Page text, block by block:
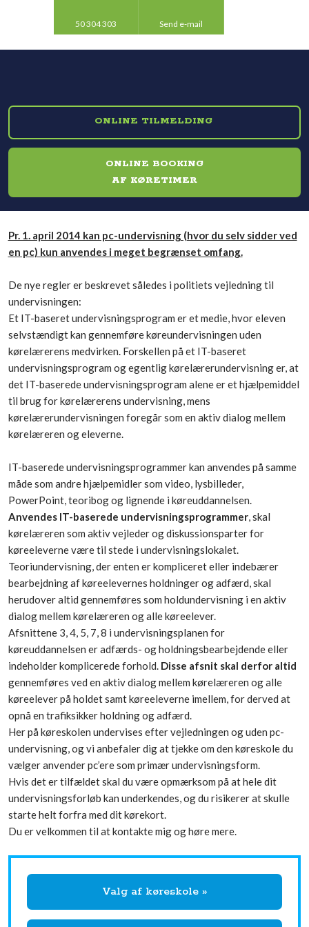
ONLINE TILMELDING​
ONLINE BOOKING
​AF KØRETIMER
50 304 303​ Send e-mail​
Pr. 1. april 2014 kan pc-undervisning (hvor du selv sidder ved
en pc) kun anvendes i meget begrænset omfang.
De nye regler er beskrevet således i politiets vejledning til
undervisningen:
Et IT-baseret undervisningsprogram er et medie, hvor eleven
selvstændigt kan gennemføre køreundervisningen uden
kørelærerens medvirken. Forskellen på et IT-baseret
undervisningsprogram og egentlig kørelærerundervisning er, at
det IT-baserede undervisningsprogram alene er et hjælpemiddel
til brug for kørelærerens undervisning, mens
kørelærerundervisningen foregår som en aktiv dialog mellem
kørelæreren og eleverne.
IT-baserede undervisningsprogrammer kan anvendes på samme
måde som andre hjælpemidler som video, lysbilleder,
PowerPoint, teoribog og lignende i køreuddannelsen.
Anvendes IT-baserede undervisningsprogrammer, skal
kørelæreren som aktiv vejleder og diskussionsparter for
køreeleverne være til stede i undervisningslokalet.
Teoriundervisning, der enten er kompliceret eller indebærer
bearbejdning af køreelevernes holdninger og adfærd, skal
herudover altid gennemføres som holdundervisning i en aktiv
dialog mellem kørelæreren og alle køreelever.
Afsnittene 3, 4, 5, 7, 8 i undervisningsplanen for
køreuddannelsen er adfærds- og holdningsbearbejdende eller
indeholder komplicerede forhold. Disse afsnit skal derfor altid
gennemføres ved en aktiv dialog mellem kørelæreren og alle
køreelever på holdet samt køreeleverne imellem, for derved at
opnå en trafiksikker holdning og adfærd.
Her på køreskolen undervises efter vejledningen og uden pc-
undervisning, og vi anbefaler dig at tjekke om den køreskole du
vælger anvender pc’ere som primær undervisningsform.
Hvis det er tilfældet skal du være opmærksom på at hele dit
undervisningsforløb kan underkendes, og du risikerer at skulle
starte helt forfra med dit kørekort.
Du er velkommen til at kontakte mig og høre mere.​
​Valg af køreskole »